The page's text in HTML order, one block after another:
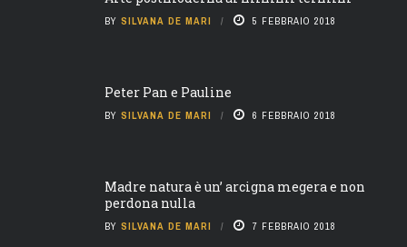
BY SILVANA DE MARI 5 FEBBRAIO 2018
Peter Pan e Pauline
BY SILVANA DE MARI 6 FEBBRAIO 2018
Madre natura è un’ arcigna megera e non
perdona nulla
BY SILVANA DE MARI 7 FEBBRAIO 2018